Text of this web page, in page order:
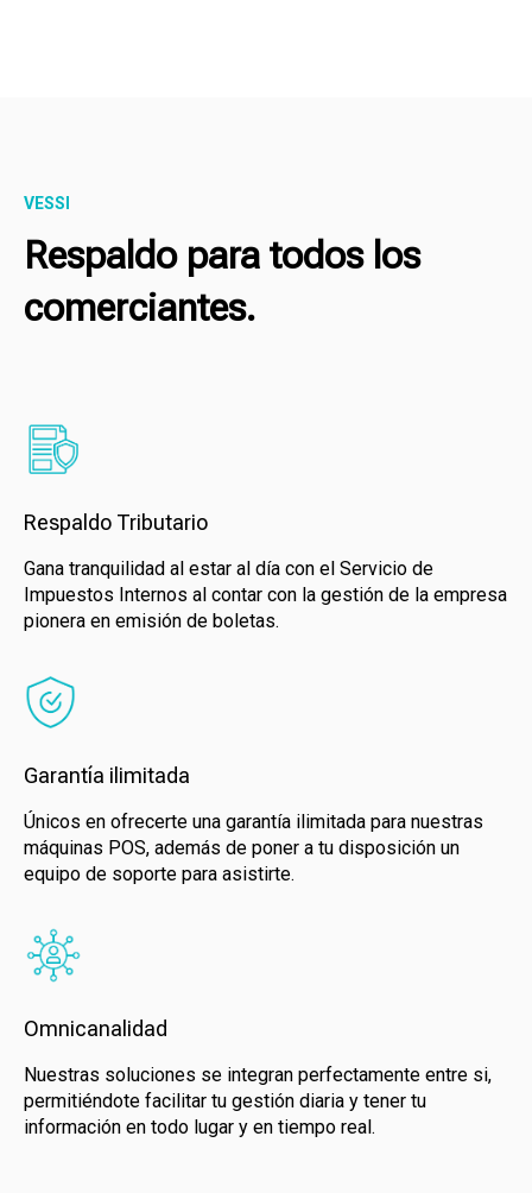
VESSI
Respaldo para todos los
comerciantes.
Respaldo Tributario
Gana tranquilidad al estar al día con el Servicio de
Impuestos Internos al contar con la gestión de la empresa
pionera en emisión de boletas.
Garantía ilimitada
Únicos en ofrecerte una garantía ilimitada para nuestras
máquinas POS, además de poner a tu disposición un
equipo de soporte para asistirte.
Omnicanalidad
Nuestras soluciones se integran perfectamente entre si,
permitiéndote facilitar tu gestión diaria y tener tu
información en todo lugar y en tiempo real.